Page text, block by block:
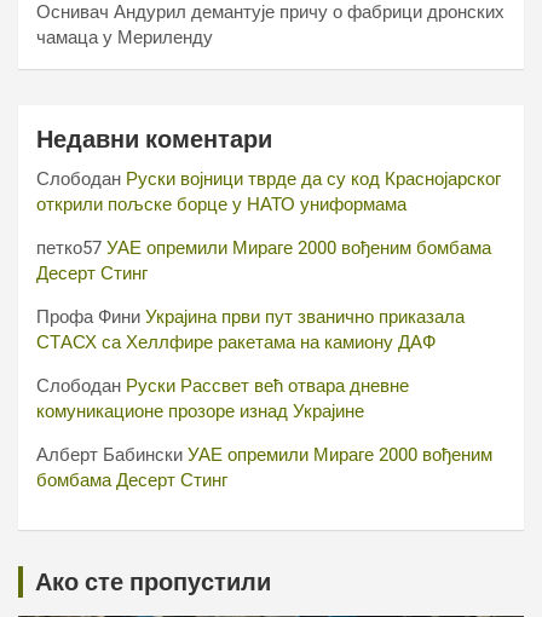
Оснивач Андурил демантује причу о фабрици дронских
чамаца у Мериленду
Недавни коментари
Слободан Руски војници тврде да су код Краснојарског
открили пољске борце у НАТО униформама
петко57 УАЕ опремили Мираге 2000 вођеним бомбама
Десерт Стинг
Профа Фини Украјина први пут званично приказала
СТАСХ са Хеллфире ракетама на камиону ДАФ
Слободан Руски Рассвет већ отвара дневне
комуникационе прозоре изнад Украјине
Алберт Бабински УАЕ опремили Мираге 2000 вођеним
бомбама Десерт Стинг
Ако сте пропустили